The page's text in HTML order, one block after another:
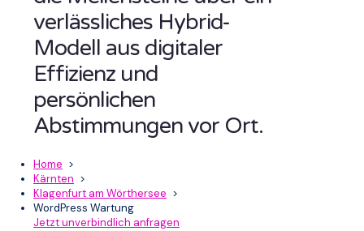
verlässliches Hybrid-
Modell aus digitaler
Effizienz und
persönlichen
Abstimmungen vor Ort.
Home >
Kärnten >
Klagenfurt am Wörthersee >
WordPress Wartung
Jetzt unverbindlich anfragen